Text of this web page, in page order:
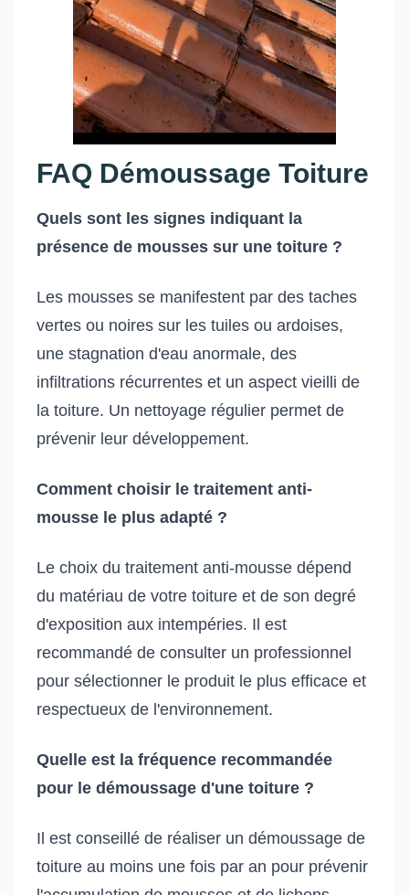
FAQ Démoussage Toiture
Quels sont les signes indiquant la
présence de mousses sur une toiture ?
Les mousses se manifestent par des taches
vertes ou noires sur les tuiles ou ardoises,
une stagnation d'eau anormale, des
infiltrations récurrentes et un aspect vieilli de
la toiture. Un nettoyage régulier permet de
prévenir leur développement.
Comment choisir le traitement anti-
mousse le plus adapté ?
Le choix du traitement anti-mousse dépend
du matériau de votre toiture et de son degré
d'exposition aux intempéries. Il est
recommandé de consulter un professionnel
pour sélectionner le produit le plus efficace et
respectueux de l'environnement.
Quelle est la fréquence recommandée
pour le démoussage d'une toiture ?
Il est conseillé de réaliser un démoussage de
toiture au moins une fois par an pour prévenir